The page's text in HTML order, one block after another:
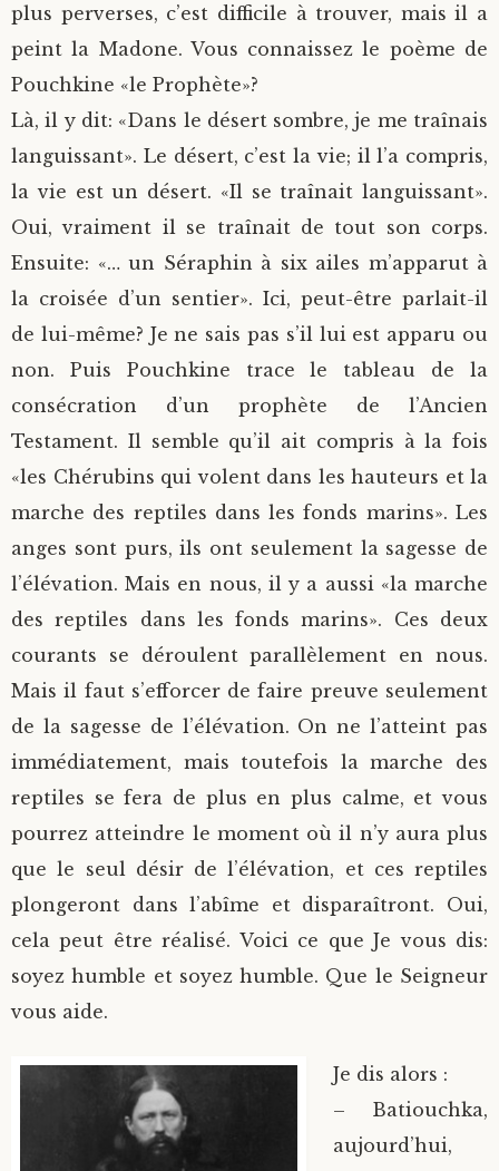
plus perverses, c’est difficile à trouver, mais il a
peint la Madone. Vous connaissez le poème de
Pouchkine «le Prophète»?
Là, il y dit: «Dans le désert sombre, je me traînais
languissant». Le désert, c’est la vie; il l’a compris,
la vie est un désert. «Il se traînait languissant».
Oui, vraiment il se traînait de tout son corps.
Ensuite: «… un Séraphin à six ailes m’apparut à
la croisée d’un sentier». Ici, peut-être parlait-il
de lui-même? Je ne sais pas s’il lui est apparu ou
non. Puis Pouchkine trace le tableau de la
consécration d’un prophète de l’Ancien
Testament. Il semble qu’il ait compris à la fois
«les Chérubins qui volent dans les hauteurs et la
marche des reptiles dans les fonds marins». Les
anges sont purs, ils ont seulement la sagesse de
l’élévation. Mais en nous, il y a aussi «la marche
des reptiles dans les fonds marins». Ces deux
courants se déroulent parallèlement en nous.
Mais il faut s’efforcer de faire preuve seulement
de la sagesse de l’élévation. On ne l’atteint pas
immédiatement, mais toutefois la marche des
reptiles se fera de plus en plus calme, et vous
pourrez atteindre le moment où il n’y aura plus
que le seul désir de l’élévation, et ces reptiles
plongeront dans l’abîme et disparaîtront. Oui,
cela peut être réalisé. Voici ce que Je vous dis:
soyez humble et soyez humble. Que le Seigneur
vous aide.
Je dis alors :
– Batiouchka,
aujourd’hui,